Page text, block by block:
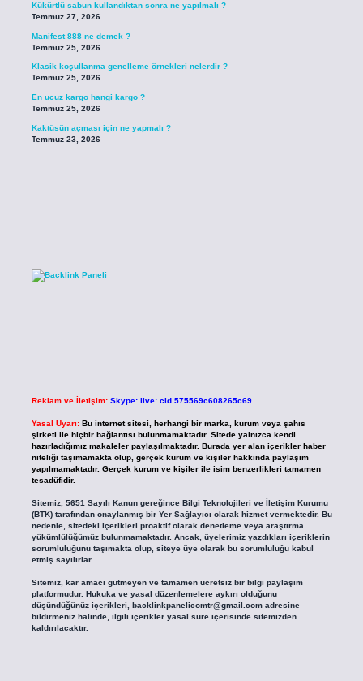
Kükürtlü sabun kullandıktan sonra ne yapılmalı ?
Temmuz 27, 2026
Manifest 888 ne demek ?
Temmuz 25, 2026
Klasik koşullanma genelleme örnekleri nelerdir ?
Temmuz 25, 2026
En ucuz kargo hangi kargo ?
Temmuz 25, 2026
Kaktüsün açması için ne yapmalı ?
Temmuz 23, 2026
Reklam ve İletişim: Skype: live:.cid.575569c608265c69
Yasal Uyarı: Bu internet sitesi, herhangi bir marka, kurum veya şahıs
şirketi ile hiçbir bağlantısı bulunmamaktadır. Sitede yalnızca kendi
hazırladığımız makaleler paylaşılmaktadır. Burada yer alan içerikler haber
niteliği taşımamakta olup, gerçek kurum ve kişiler hakkında paylaşım
yapılmamaktadır. Gerçek kurum ve kişiler ile isim benzerlikleri tamamen
tesadüfidir.
Sitemiz, 5651 Sayılı Kanun gereğince Bilgi Teknolojileri ve İletişim Kurumu
(BTK) tarafından onaylanmış bir Yer Sağlayıcı olarak hizmet vermektedir. Bu
nedenle, sitedeki içerikleri proaktif olarak denetleme veya araştırma
yükümlülüğümüz bulunmamaktadır. Ancak, üyelerimiz yazdıkları içeriklerin
sorumluluğunu taşımakta olup, siteye üye olarak bu sorumluluğu kabul
etmiş sayılırlar.
Sitemiz, kar amacı gütmeyen ve tamamen ücretsiz bir bilgi paylaşım
platformudur. Hukuka ve yasal düzenlemelere aykırı olduğunu
düşündüğünüz içerikleri, backlinkpanelicomtr@gmail.comadresine
bildirmeniz halinde, ilgili içerikler yasal süre içerisinde sitemizden
kaldırılacaktır.